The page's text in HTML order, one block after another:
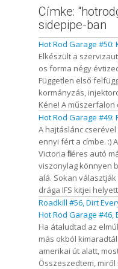
Címke:
sidepipe-ban
Hot Rod Garage #50:
Elkészült a
os forma négy
Független első
kormányzás,
Kéne! A műszerfalon
Hot Rod Garage
A hajtáslánc
ennyi fért a címbe. :)
Victoria filléres autó
viszonylag könnyen
alá. Sokan
drága IFS kitjei
Roadkill #56, Dirt
Hot Rod Garage #46,
Ha átaludtad az
más okból
amerikai út alatt,
Összeszedtem, miről